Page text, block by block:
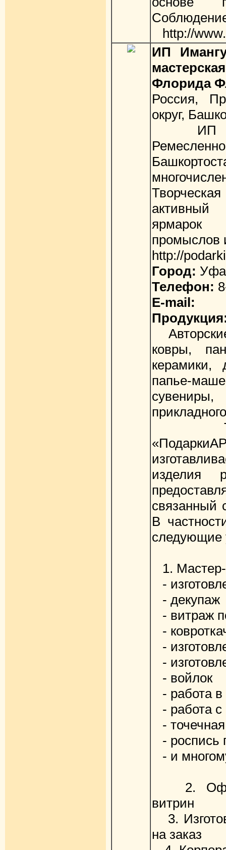
http://
ИП
Флорида
Россия,
округ,
ИП
активный
промыслов
http://
Город: Уфа
Телефон:
E-mail:
ковры,
керамики,
папье-
изделия
связанный
В
следующие
1.
-
- декупаж
- витраж
-
-
-
- войлок
- работа в
- работа с
-
- роспись
- и
2.
витрин
3.
на заказ